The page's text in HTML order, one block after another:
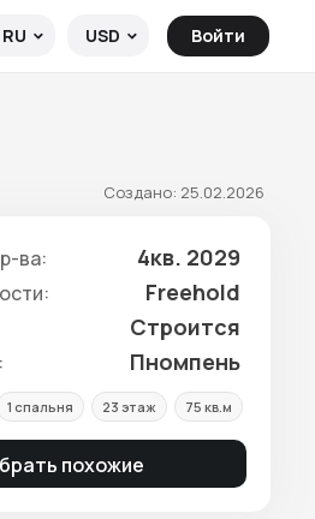
RU USD Войти
Создано: 25.02.2026
ва: 4кв. 2029
Freehold
Строится
Пномпень
1 спальня 23 этаж 75 кв.м
похожие